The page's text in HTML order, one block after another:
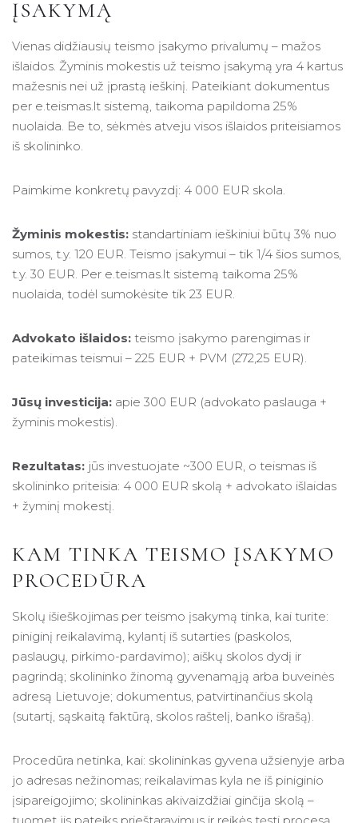
ĮSAKYMĄ
Vienas didžiausių teismo įsakymo privalumų – mažos
išlaidos. Žyminis mokestis už teismo įsakymą yra 4 kartus
mažesnis nei už įprastą ieškinį. Pateikiant dokumentus
per e.teismas.lt sistemą, taikoma papildoma 25%
nuolaida. Be to, sėkmės atveju visos išlaidos priteisiamos
iš skolininko.
Paimkime konkretų pavyzdį: 4 000 EUR skola.
Žyminis mokestis: standartiniam ieškiniui būtų 3% nuo
sumos, t.y. 120 EUR. Teismo įsakymui – tik 1/4 šios sumos,
t.y. 30 EUR. Per e.teismas.lt sistemą taikoma 25%
nuolaida, todėl sumokėsite tik 23 EUR.
Advokato išlaidos: teismo įsakymo parengimas ir
pateikimas teismui – 225 EUR + PVM (272,25 EUR).
Jūsų investicija: apie 300 EUR (advokato paslauga +
žyminis mokestis).
Rezultatas: jūs investuojate ~300 EUR, o teismas iš
skolininko priteisia: 4 000 EUR skolą + advokato išlaidas
+ žyminį mokestį.
KAM TINKA TEISMO ĮSAKYMO
PROCEDŪRA
Skolų išieškojimas per teismo įsakymą tinka, kai turite:
piniginį reikalavimą, kylantį iš sutarties (paskolos,
paslaugų, pirkimo-pardavimo); aiškų skolos dydį ir
pagrindą; skolininko žinomą gyvenamąją arba buveinės
adresą Lietuvoje; dokumentus, patvirtinančius skolą
(sutartį, sąskaitą faktūrą, skolos raštelį, banko išrašą).
Procedūra netinka, kai: skolininkas gyvena užsienyje arba
jo adresas nežinomas; reikalavimas kyla ne iš piniginio
įsipareigojimo; skolininkas akivaizdžiai ginčija skolą –